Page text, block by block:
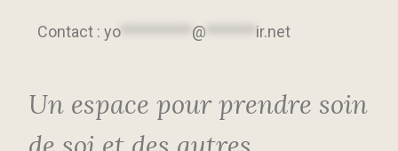
Contact :yo @ ir.net
Un espace pour prendre soin